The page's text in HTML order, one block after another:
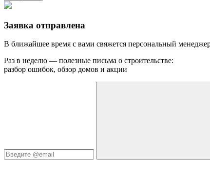
Заявка отправлена
В ближайшее время с вами свяжется персональный
Раз в неделю — полезные письма о строительстве:
разбор ошибок, обзор домов и акции